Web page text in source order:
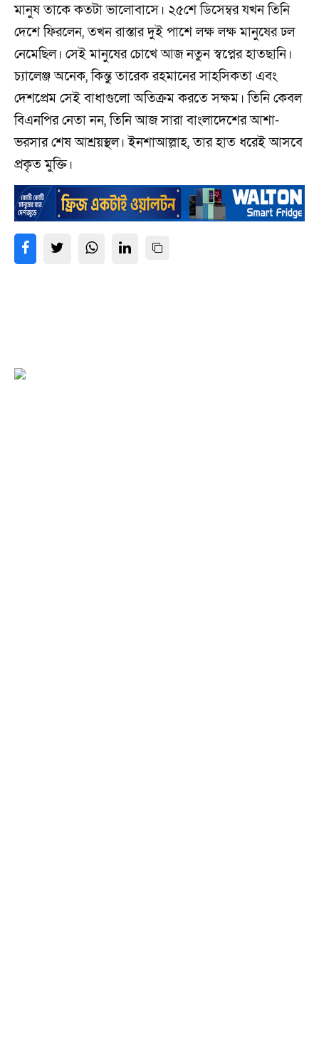
মানুষ তাকে কতটা ভালোবাসে। ২৫শে ডিসেম্বর যখন তিনি
দেশে ফিরলেন, তখন রাস্তার দুই পাশে লক্ষ লক্ষ মানুষের ঢল
নেমেছিল। সেই মানুষের চোখে আজ নতুন স্বপ্নের হাতছানি।
চ্যালেঞ্জ অনেক, কিন্তু তারেক রহমানের সাহসিকতা এবং
দেশপ্রেম সেই বাধাগুলো অতিক্রম করতে সক্ষম। তিনি কেবল
বিএনপির নেতা নন, তিনি আজ সারা বাংলাদেশের আশা-
ভরসার শেষ আশ্রয়স্থল। ইনশাআল্লাহ, তার হাত ধরেই আসবে
প্রকৃত মুক্তি।